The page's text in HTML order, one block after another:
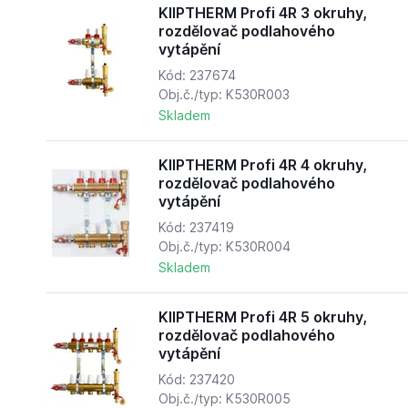
KIIPTHERM Profi 4R 3 okruhy,
rozdělovač podlahového
vytápění
Kód: 237674
Obj.č./typ: K530R003
Skladem
KIIPTHERM Profi 4R 4 okruhy,
rozdělovač podlahového
vytápění
Kód: 237419
Obj.č./typ: K530R004
Skladem
KIIPTHERM Profi 4R 5 okruhy,
rozdělovač podlahového
vytápění
Kód: 237420
Obj.č./typ: K530R005